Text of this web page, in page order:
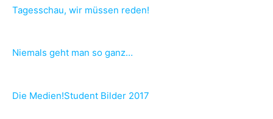
Tagesschau, wir müssen reden!
Niemals geht man so ganz…
Die Medien!Student Bilder 2017